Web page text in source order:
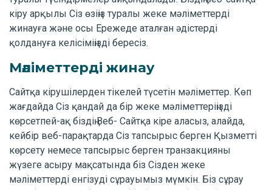
кіру арқылы Сіз өзіңіз туралы жеке мәліметтерді
жинауға және осы Ережеде аталған әдістерді
қолдануға келісіміңізді бересіз.
Мәліметтерді жинау
Сайтқа кірушілерден тікелей түсетін мәліметтер. Көп
жағдайда Сіз қандай да бір жеке мәліметтеріңізді
көрсетпей-ақ біздің Веб- Сайтқа кіре аласыз, алайда,
кейбір веб-парақтарда Сіз тапсырыс берген Қызметті
көрсету немесе тапсырыс берген транзакцияны
жүзеге асыру мақсатында біз Сізден жеке
мәліметтерді енгізуді сұрауымыз мүмкін. Біз сұрау